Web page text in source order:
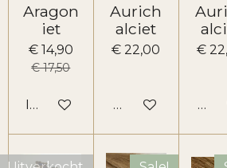
Aragon
iet
€ 14,90
€ 17,50
In winkelwagen
Aurich
alciet
€ 22,00
Houd mij op de
€